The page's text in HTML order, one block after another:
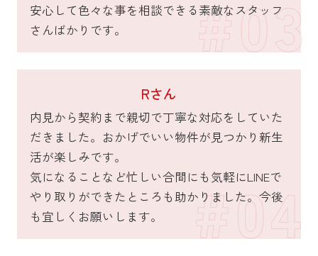
安心して色々な事を相談できる素敵なスタッフ
さんばかりです。
Rさん
内見から契約まで親切で丁寧な対応をしていた
だきました。おかげでいい物件が見つかり新生
活が楽しみです。
気になることなど忙しい合間にも気軽にLINEで
やり取りができたところも助かりました。今後
も宜しくお願いします。